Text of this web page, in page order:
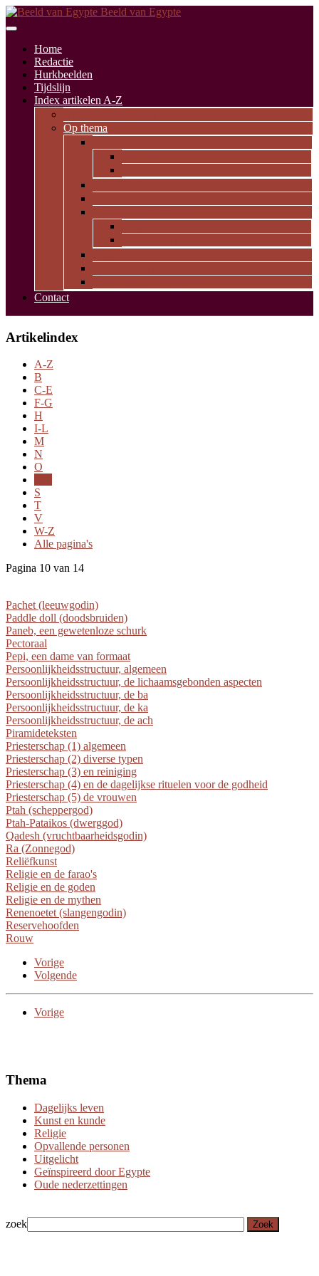
Beeld van Egypte
Home
Redactie
Hurkbeelden
Tijdslijn
Index artikelen A-Z
Op thema
Contact
Artikelindex
A-Z
B
C-E
F-G
H
I-L
M
N
O
S
T
V
W-Z
Alle pagina's
Pagina 10 van 14
Pachet (leeuwgodin)
Paddle doll (doodsbruiden)
Paneb, een gewetenloze schurk
Pectoraal
Pepi, een dame van formaat
Persoonlijkheidsstructuur, algemeen
Persoonlijkheidsstructuur, de lichaamsgebonden aspecten
Persoonlijkheidsstructuur, de ba
Persoonlijkheidsstructuur, de ka
Persoonlijkheidsstructuur, de ach
Piramideteksten
Priesterschap (1) algemeen
Priesterschap (2) diverse typen
Priesterschap (3) en reiniging
Priesterschap (4) en de dagelijkse rituelen voor de godheid
Priesterschap (5) de vrouwen
Ptah (scheppergod)
Ptah-Pataikos (dwerggod)
Qadesh (vruchtbaarheidsgodin)
Ra (Zonnegod)
Reliëfkunst
Religie en de farao's
Religie en de goden
Religie en de mythen
Renenoetet (slangengodin)
Reservehoofden
Rouw
Vorige
Volgende
Vorige
Thema
Dagelijks leven
Kunst en kunde
Religie
Opvallende personen
Uitgelicht
Geïnspireerd door Egypte
Oude nederzettingen
zoek Zoek